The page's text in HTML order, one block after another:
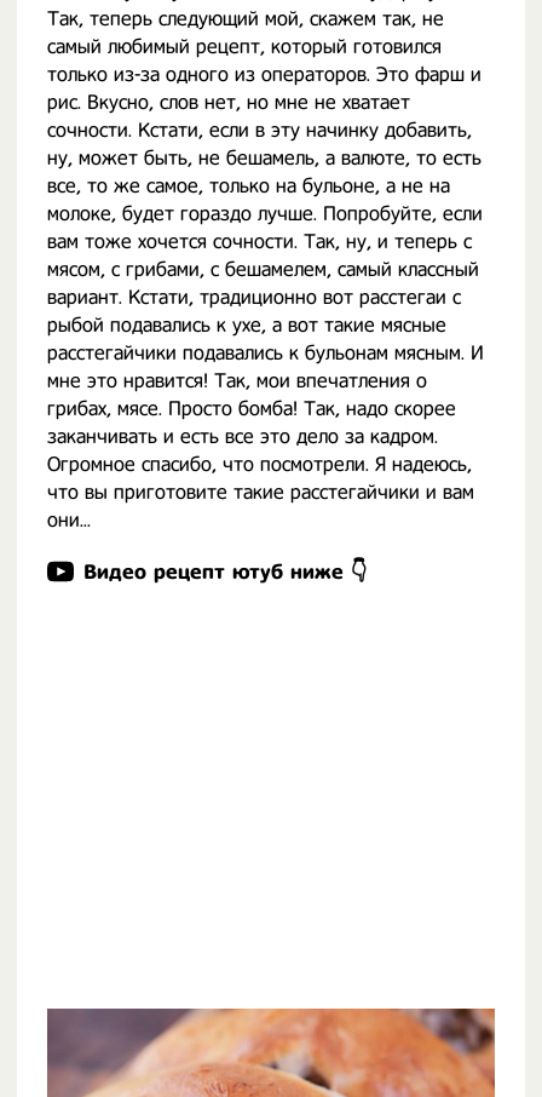
Так, теперь следующий мой, скажем так, не
самый любимый рецепт, который готовился
только из-за одного из операторов. Это фарш и
рис. Вкусно, слов нет, но мне не хватает
сочности. Кстати, если в эту начинку добавить,
ну, может быть, не бешамель, а валюте, то есть
все, то же самое, только на бульоне, а не на
молоке, будет гораздо лучше. Попробуйте, если
вам тоже хочется сочности. Так, ну, и теперь с
мясом, с грибами, с бешамелем, самый классный
вариант. Кстати, традиционно вот расстегаи с
рыбой подавались к ухе, а вот такие мясные
расстегайчики подавались к бульонам мясным. И
мне это нравится! Так, мои впечатления о
грибах, мясе. Просто бомба! Так, надо скорее
заканчивать и есть все это дело за кадром.
Огромное спасибо, что посмотрели. Я надеюсь,
что вы приготовите такие расстегайчики и вам
они...
Видео рецепт ютуб ниже 👇